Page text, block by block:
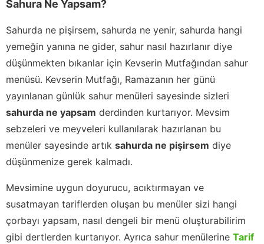
Sahura Ne Yapsam?
Sahurda ne pişirsem, sahurda ne yenir, sahurda hangi
yemeğin yanına ne gider, sahur nasıl hazırlanır diye
düşünmekten bıkanlar için Kevserin Mutfağından sahur
menüsü. Kevserin Mutfağı, Ramazanın her günü
yayınlanan günlük sahur menüleri sayesinde sizleri
sahurda ne yapsam derdinden kurtarıyor. Mevsim
sebzeleri ve meyveleri kullanılarak hazırlanan bu
menüler sayesinde artık sahurda ne pişirsem diye
düşünmenize gerek kalmadı.
Mevsimine uygun doyurucu, acıktırmayan ve
susatmayan tariflerden oluşan bu menüler sizi hangi
çorbayı yapsam, nasıl dengeli bir menü oluşturabilirim
gibi dertlerden kurtarıyor. Ayrıca sahur menülerine Tarif